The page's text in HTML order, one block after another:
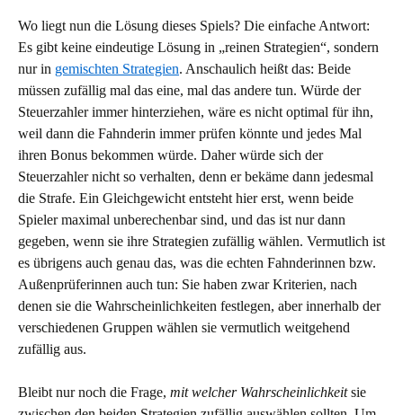
Wo liegt nun die Lösung dieses Spiels? Die einfache Antwort:
Es gibt keine eindeutige Lösung in „reinen Strategien“, sondern
nur in gemischten Strategien. Anschaulich heißt das: Beide
müssen zufällig mal das eine, mal das andere tun. Würde der
Steuerzahler immer hinterziehen, wäre es nicht optimal für ihn,
weil dann die Fahnderin immer prüfen könnte und jedes Mal
ihren Bonus bekommen würde. Daher würde sich der
Steuerzahler nicht so verhalten, denn er bekäme dann jedesmal
die Strafe. Ein Gleichgewicht entsteht hier erst, wenn beide
Spieler maximal unberechenbar sind, und das ist nur dann
gegeben, wenn sie ihre Strategien zufällig wählen. Vermutlich ist
es übrigens auch genau das, was die echten Fahnderinnen bzw.
Außenprüferinnen auch tun: Sie haben zwar Kriterien, nach
denen sie die Wahrscheinlichkeiten festlegen, aber innerhalb der
verschiedenen Gruppen wählen sie vermutlich weitgehend
zufällig aus.
Bleibt nur noch die Frage, mit welcher Wahrscheinlichkeitsie